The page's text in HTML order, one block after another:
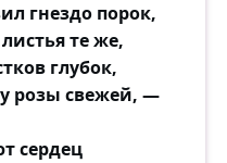
гнездо порок,
те же,
глубок,
розы свежей, —
сердец